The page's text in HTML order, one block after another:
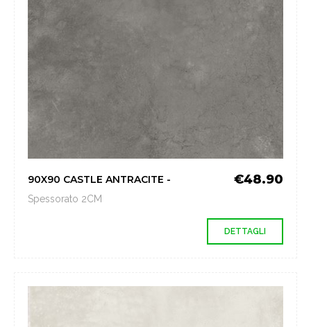
90X90 CASTLE ANTRACITE -
Spessorato 2CM
€48.90
DETTAGLI